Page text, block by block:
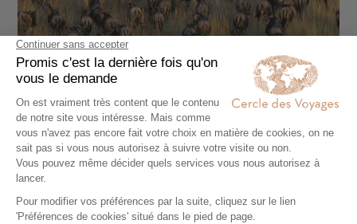
La Tanzanie par les airs by Elewana Collection